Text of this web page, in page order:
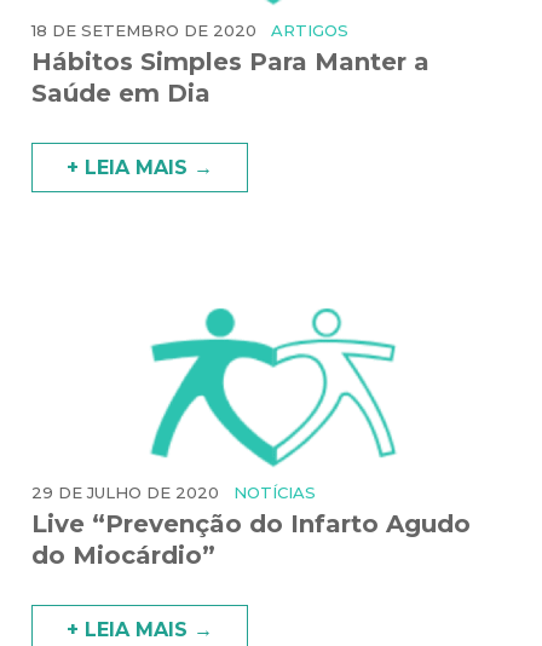
18 DE SETEMBRO DE 2020 ARTIGOS
Hábitos Simples Para Manter a
Saúde em Dia
+ LEIA MAIS →
29 DE JULHO DE 2020 NOTÍCIAS
Live “Prevenção do Infarto Agudo
do Miocárdio”
+ LEIA MAIS →